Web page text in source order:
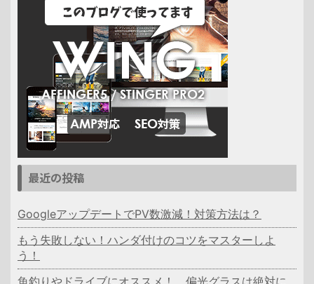
最近の投稿
GoogleアップデートでPV数激減！対策方法は？
もう失敗しない！ハンダ付けのコツをマスターしよ
う！
魚釣りやドライブにオススメ！ 偏光グラスは絶対に